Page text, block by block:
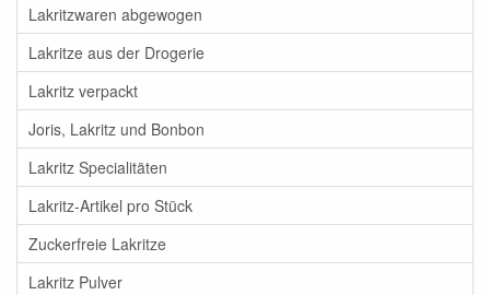
Lakritzwaren abgewogen
Lakritze aus der Drogerie
Lakritz verpackt
Joris, Lakritz und Bonbon
Lakritz Specialitäten
Lakritz-Artikel pro Stück
Zuckerfreie Lakritze
Lakritz Pulver